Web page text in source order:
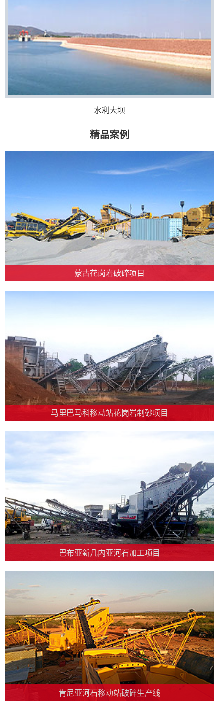
水利大坝
精品案例
蒙古花岗岩破碎项目
马里巴马科移动站花岗岩制砂项目
巴布亚新几内亚河石加工项目
肯尼亚河石移动站破碎生产线